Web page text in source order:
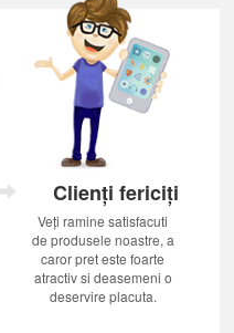
Clienți fericiți
Veți ramine satisfacuti
de produsele noastre, a
caror pret este foarte
atractiv si deasemeni o
deservire placuta.